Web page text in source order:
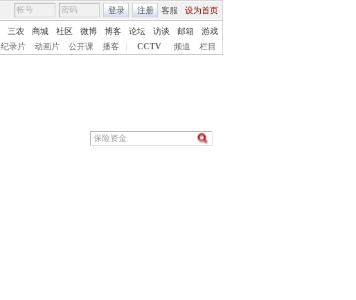
客服 设为首页
登录 注册
三农 商城 社区 微博 博客 论坛 访谈 邮箱
游戏
纪录片 动画片 公开课 播客 CCTV 频道 栏目